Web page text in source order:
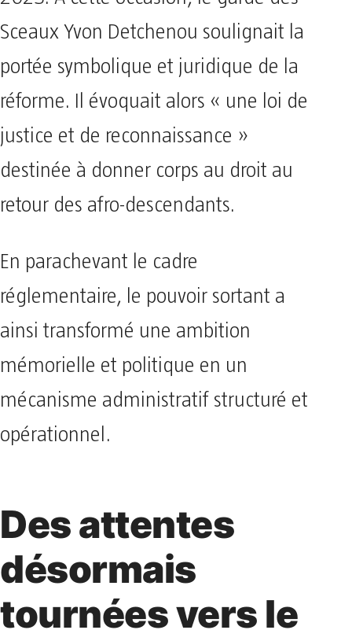
Sceaux Yvon Detchenou soulignait la
portée symbolique et juridique de la
réforme. Il évoquait alors « une loi de
justice et de reconnaissance »
destinée à donner corps au droit au
retour des afro-descendants.
En parachevant le cadre
réglementaire, le pouvoir sortant a
ainsi transformé une ambition
mémorielle et politique en un
mécanisme administratif structuré et
opérationnel.
Des attentes
désormais
tournées vers le